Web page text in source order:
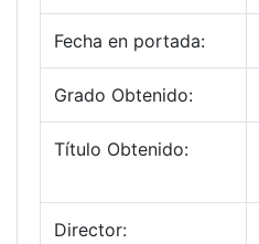
Fecha en portada:
Grado Obtenido:
Título Obtenido:
Director: